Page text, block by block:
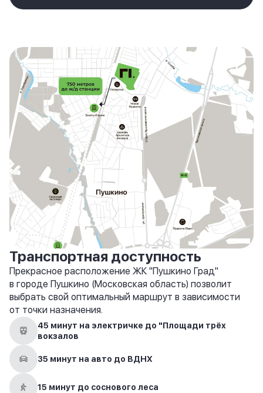
Транспортная доступность
Прекрасное расположение ЖК "Пушкино Град"
в городе Пушкино (Московская область) позволит
выбрать свой оптимальный маршрут в зависимости
от точки назначения.
45 минут на электричке до "Площади трёх
вокзалов
35 минут на авто до ВДНХ
15 минут до соснового леса